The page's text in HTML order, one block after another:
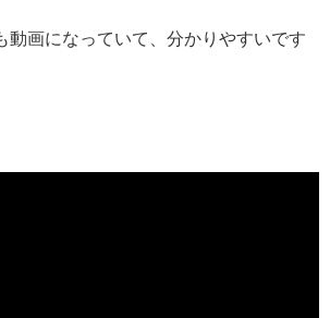
動画になっていて、分かりやすいです